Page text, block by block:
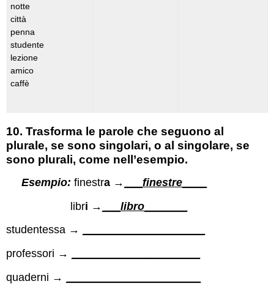
notte
città
penna
studente
lezione
amico
caffè
10. Trasforma le parole che seguono al
plurale, se sono singolari, o al singolare, se
sono plurali, come nell’esempio.
Esempio: finestra → finestre
libri → ___libro
studentessa →
professori →
quaderni →